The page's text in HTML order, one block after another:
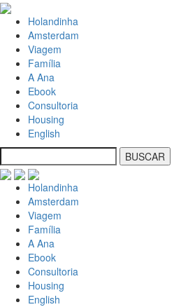
Holandinha
Amsterdam
Viagem
Família
A Ana
Ebook
Consultoria
Housing
English
Holandinha
Amsterdam
Viagem
Família
A Ana
Ebook
Consultoria
Housing
English